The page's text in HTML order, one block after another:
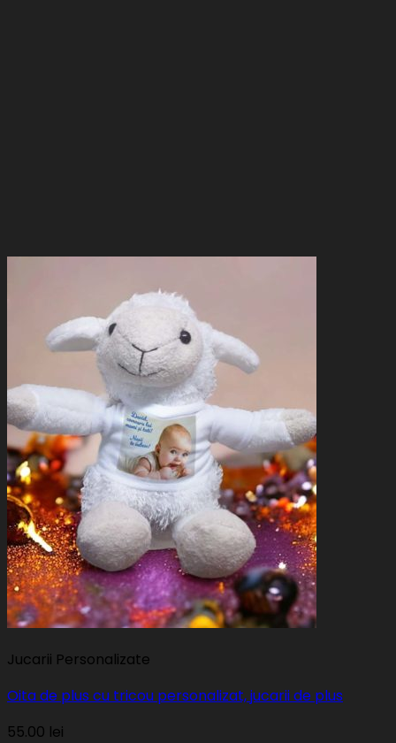
Jucarii Personalizate
Oita de plus cu tricou personalizat, jucarii de plus
55.00 lei